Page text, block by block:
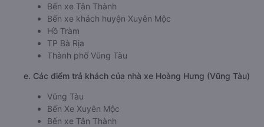
Bến xe Tân Thành
Bến xe khách huyện Xuyên Mộc
Hồ Tràm
TP Bà Rịa
Thành phố Vũng Tàu
e. Các điểm trả khách của nhà xe Hoàng Hưng (Vũng Tàu)
Vũng Tàu
Bến Xe Xuyên Mộc
Bến xe Tân Thành